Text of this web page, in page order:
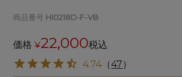
商品番号 HI0218D-F-VB
価格 ¥22,000税込
4.74 （47）